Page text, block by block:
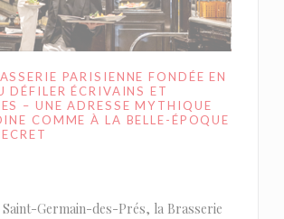
PARISIENNE FONDÉE EN
DÉFILER ÉCRIVAINS ET
– UNE ADRESSE MYTHIQUE
COMME À LA BELLE-ÉPOQUE
Germain-des-Prés, la Brasserie